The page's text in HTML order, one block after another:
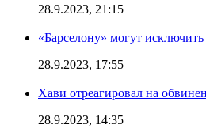
28.9.2023, 21:15
«Барселону» могут
28.9.2023, 17:55
Хави отреагировал на
28.9.2023, 14:35